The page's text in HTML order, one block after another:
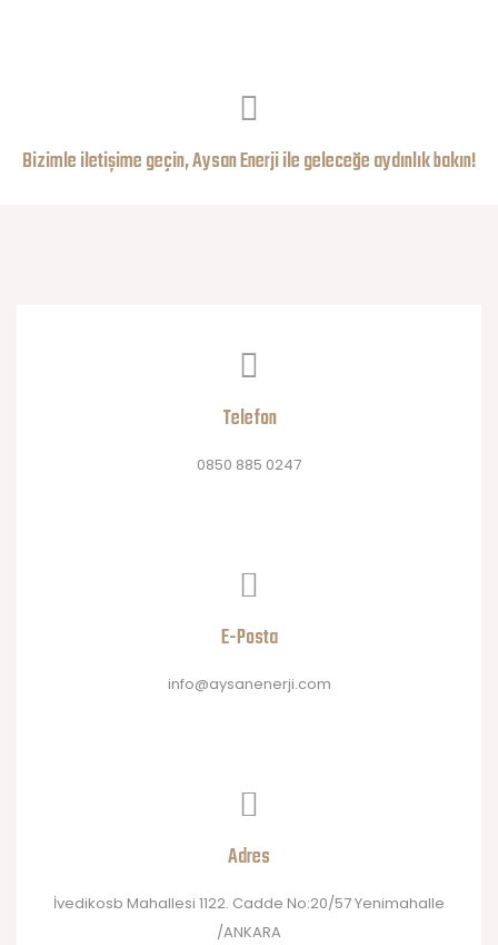
Bizimle iletişime geçin, Aysan Enerji ile geleceğe aydınlık bakın!
Telefon
0850 885 0247
E-Posta
info@aysanenerji.com
Adres
İvedikosb Mahallesi 1122. Cadde No:20/57 Yenimahalle
/ANKARA